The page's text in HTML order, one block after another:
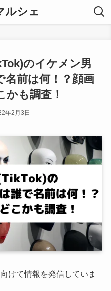
ルシェ
のイケメン男
名前は何！？顔画
かも調査！
年2月3日
けて情報を発信していま